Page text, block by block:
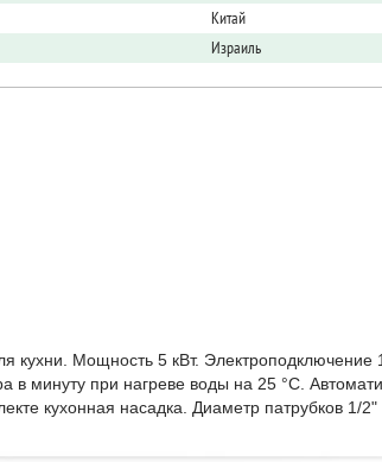
Китай
Израиль
кухни. Мощность 5 кВт.
в минуту при нагреве воды на 25 °C.
кухонная насадка. Диаметр патрубков